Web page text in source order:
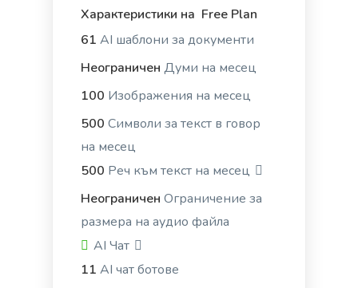
Summarize for a 2nd grader
Translates difficult text into simpler concepts.
Stories
Engaging and persuasive stories that will capture
Характеристики на Free Plan
61 AI шаблони за документи
Неограничен Думи на месец
100 Изображения на месец
500 Символи за текст в говор
на месец
500 Реч към текст на месец
Неограничен Ограничение за
размера на аудио файла
AI Чат
11 AI чат ботове